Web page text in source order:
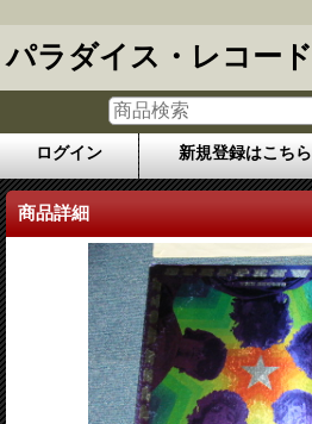
パラダイス・レコード
ログイン 新規登録はこちら
商品詳細